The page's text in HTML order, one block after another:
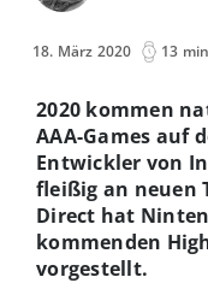
18. März 2020 13
2020 kommen
AAA-Games auf
Entwickler von
fleißig an neuen
Direct hat
kommenden
vorgestellt.